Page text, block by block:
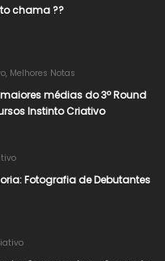
chama ??
, Melhores Notas
médias do 3º Round
Instinto Criativo
Fotografia de Debutantes